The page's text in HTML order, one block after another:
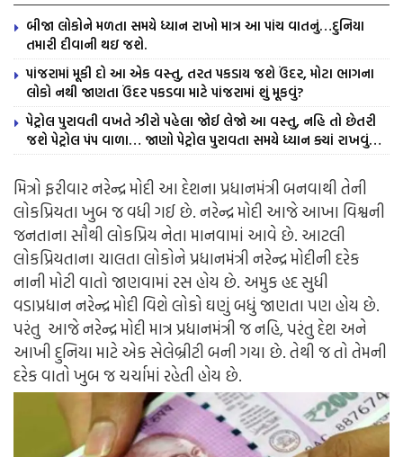
બીજા લોકોને મળતા સમયે ધ્યાન રાખો માત્ર આ પાંચ વાતનું…દુનિયા
તમારી દીવાની થઇ જશે.
પાંજરામાં મૂકી દો આ એક વસ્તુ, તરત પકડાય જશે ઉંદર, મોટા ભાગના
લોકો નથી જાણતા ઉંદર પકડવા માટે પાંજરામાં શું મૂકવું?
પેટ્રોલ પુરાવતી વખતે ઝીરો પહેલા જોઈ લેજો આ વસ્તુ, નહિ તો છેતરી
જશે પેટ્રોલ પંપ વાળા… જાણો પેટ્રોલ પુરાવતા સમયે ધ્યાન ક્યાં રાખવું…
મિત્રો ફરીવાર નરેન્દ્ર મોદી આ દેશના પ્રધાનમંત્રી બનવાથી તેની
લોકપ્રિયતા ખુબ જ વધી ગઈ છે. નરેન્દ્ર મોદી આજે આખા વિશ્વની
જનતાના સૌથી લોકપ્રિય નેતા માનવામાં આવે છે. આટલી
લોકપ્રિયતાના ચાલતા લોકોને પ્રધાનમંત્રી નરેન્દ્ર મોદીની દરેક
નાની મોટી વાતો જાણવામાં રસ હોય છે. અમુક હદ સુધી
વડાપ્રધાન નરેન્દ્ર મોદી વિશે લોકો ઘણું બધું જાણતા પણ હોય છે.
પરંતુ આજે નરેન્દ્ર મોદી માત્ર પ્રધાનમંત્રી જ નહિ, પરંતુ દેશ અને
આખી દુનિયા માટે એક સેલેબ્રીટી બની ગયા છે. તેથી જ તો તેમની
દરેક વાતો ખુબ જ ચર્ચામાં રહેતી હોય છે.